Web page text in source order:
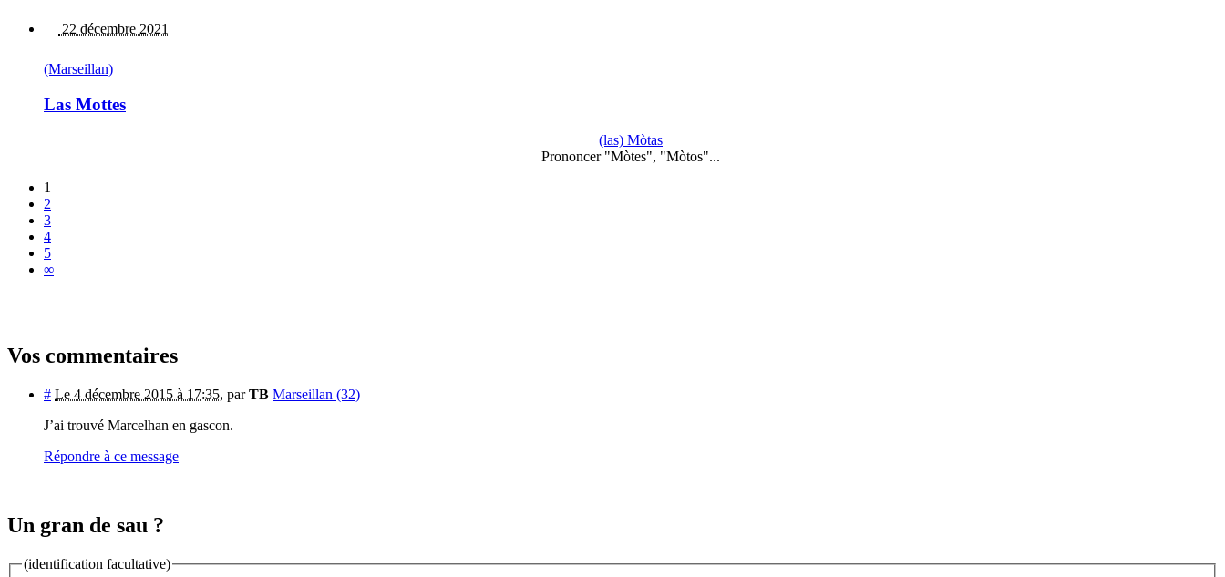
22 décembre 2021
(Marseillan)
Las Mottes
(las) Mòtas
Prononcer "Mòtes", "Mòtos"...
1
2
3
4
5
∞
Vos commentaires
# Le 4 décembre 2015 à 17:35, parTB Marseillan (32)
J’ai trouvé Marcelhan en gascon.
Répondre à ce message
Un gran de sau ?
(identification facultative)